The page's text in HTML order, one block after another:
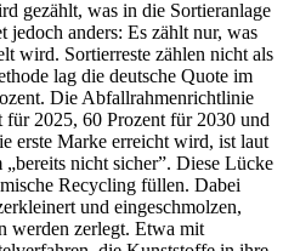
gezählt, was in die Sortieranlage
anders: Es zählt nur, was
wird. Sortierreste zählen nicht als
lag die deutsche Quote im
Die Abfallrahmenrichtlinie
für 2025, 60 Prozent für 2030 und
erste Marke erreicht wird, ist laut
nicht sicher”. Diese Lücke
Recycling füllen. Dabei
und eingeschmolzen,
werden zerlegt. Etwa mit